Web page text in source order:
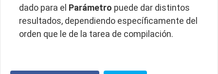
dado para el Parámetro puede dar distintos
resultados, dependiendo específicamente del
orden que le de la tarea de compilación.